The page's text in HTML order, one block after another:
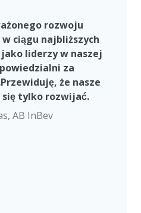
rozwoju
ciągu najbliższych
liderzy w naszej
za
że nasze
tylko rozwijać.
AB InBev